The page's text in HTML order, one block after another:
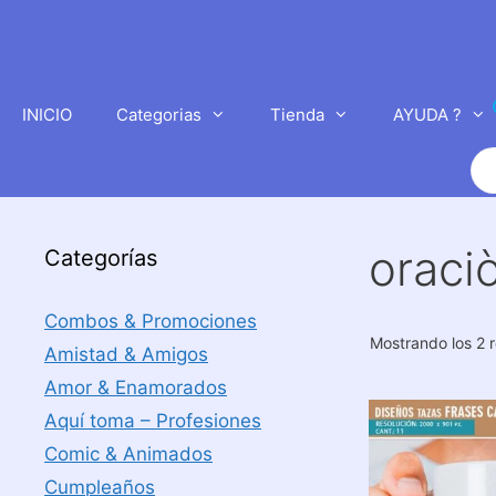
INICIO Categorias Tienda AYUDA ?
de
Mostrando los 2
Categorías
Combos & Promociones
Amistad & Amigos
Amor & Enamorados
Aquí toma – Profesiones
Comic & Animados
Cumpleaños